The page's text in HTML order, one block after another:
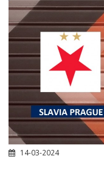
14-03-2024